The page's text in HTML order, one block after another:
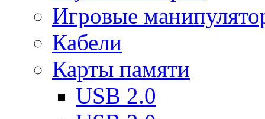
Игровые
Кабели
Карты памяти
USB 2.0